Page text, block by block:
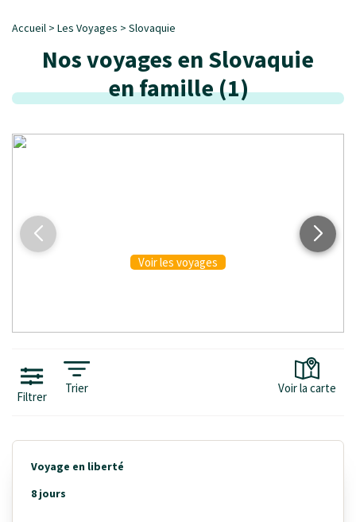
Accueil > Les Voyages > Slovaquie
Nos voyages en Slovaquie
en famille(1)
Voir les voyages
Voir la carte
Filtrer
Trier
Voyage en liberté
8 jours